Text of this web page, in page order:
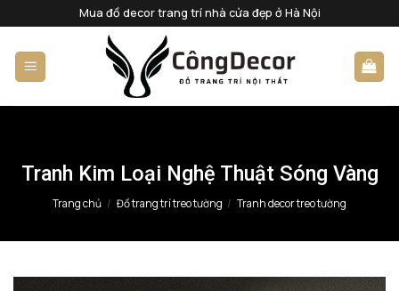
qua
nội
dung
Mua đồ decor trang trí nhà cửa đẹp ở Hà Nội
Tranh Kim Loại Nghệ Thuật Sóng Vàng
Trang chủ / Đồ trang trí treo tường / Tranh decor treo tường